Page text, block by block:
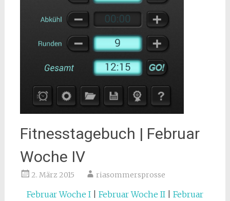
Fitnesstagebuch | Februar
Woche IV
2. März 2015 riasommersprosse
Februar Woche I| Februar Woche II| Februar